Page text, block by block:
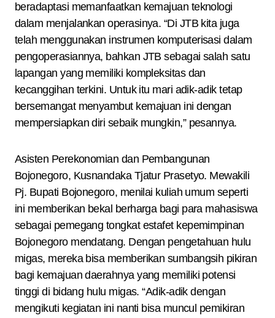
beradaptasi memanfaatkan kemajuan teknologi
dalam menjalankan operasinya. “Di JTB kita juga
telah menggunakan instrumen komputerisasi dalam
pengoperasiannya, bahkan JTB sebagai salah satu
lapangan yang memiliki kompleksitas dan
kecanggihan terkini. Untuk itu mari adik-adik tetap
bersemangat menyambut kemajuan ini dengan
mempersiapkan diri sebaik mungkin,” pesannya.
Asisten Perekonomian dan Pembangunan
Bojonegoro, Kusnandaka Tjatur Prasetyo. Mewakili
Pj. Bupati Bojonegoro, menilai kuliah umum seperti
ini memberikan bekal berharga bagi para mahasiswa
sebagai pemegang tongkat estafet kepemimpinan
Bojonegoro mendatang. Dengan pengetahuan hulu
migas, mereka bisa memberikan sumbangsih pikiran
bagi kemajuan daerahnya yang memiliki potensi
tinggi di bidang hulu migas. “Adik-adik dengan
mengikuti kegiatan ini nanti bisa muncul pemikiran